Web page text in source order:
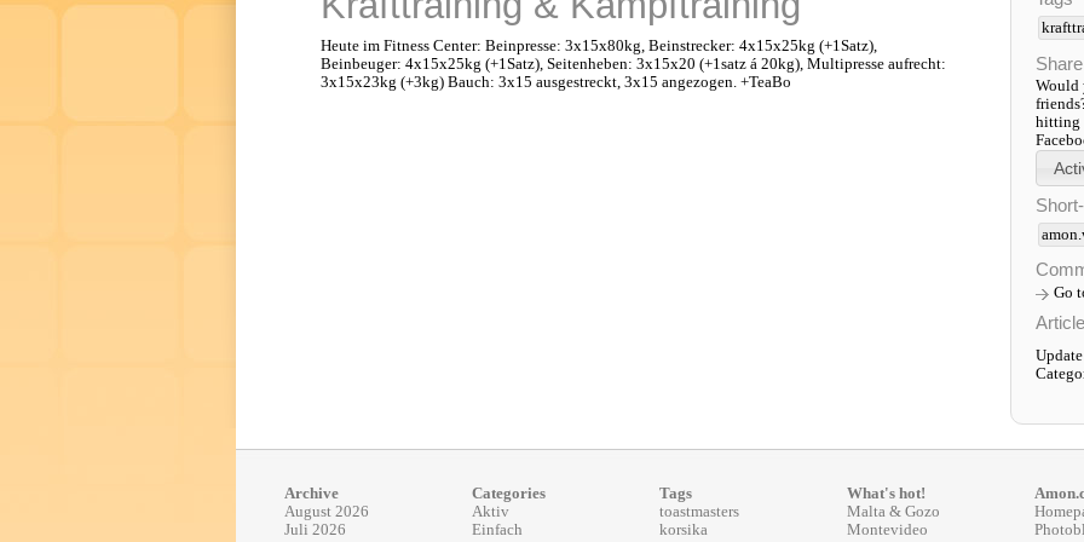
Heute im Fitness Center: Beinpresse: 3x15x80kg, Beinstrecker: 4x15x25kg (+1Satz),
Beinbeuger: 4x15x25kg (+1Satz), Seitenheben: 3x15x20 (+1satz á 20kg), Multipresse aufrecht:
3x15x23kg (+3kg) Bauch: 3x15 ausgestreckt, 3x15 angezogen. +TeaBo
Share
Would
hitting
Go
Archive
August 2026
Juli 2026
Categories
Aktiv
Einfach
Tags
toastmasters
korsika
What's hot!
Malta & Gozo
Montevideo